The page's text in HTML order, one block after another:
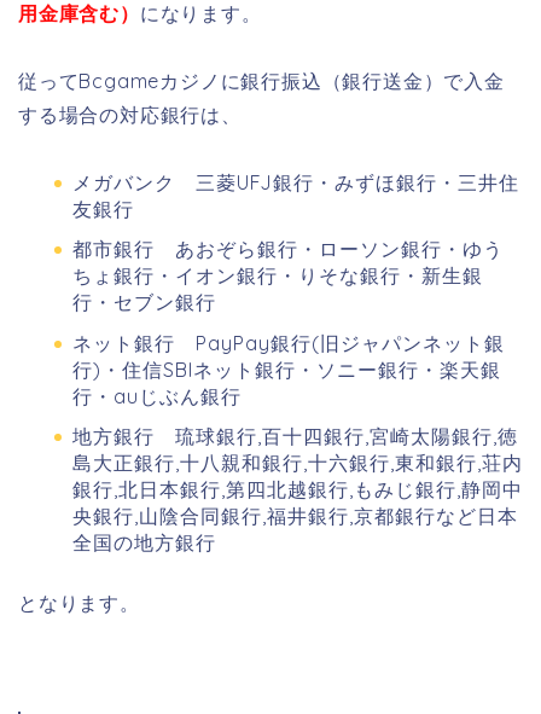
用金庫含む） になります。
従ってBcgameカジノに銀行振込（銀行送金）で入金
する場合の対応銀行は、
メガバンク 三菱UFJ銀行・みずほ銀行・三井住
友銀行
都市銀行 あおぞら銀行・ローソン銀行・ゆう
ちょ銀行・イオン銀行・りそな銀行・新生銀
行・セブン銀行
ネット銀行 PayPay銀行(旧ジャパンネット銀
行)・住信SBIネット銀行・ソニー銀行・楽天銀
行・auじぶん銀行
地方銀行 琉球銀行,百十四銀行,宮崎太陽銀行,徳
島大正銀行,十八親和銀行,十六銀行,東和銀行,荘内
銀行,北日本銀行,第四北越銀行,もみじ銀行,静岡中
央銀行,山陰合同銀行,福井銀行,京都銀行など日本
全国の地方銀行
となります。